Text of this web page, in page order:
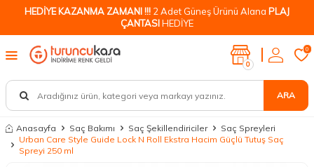
HEDİYE KAZANMA ZAMANI !!! 2 Adet Güneş Ürünü Alana PLAJ
ÇANTASIHEDİYE
ARA
0
0
Anasayfa Saç Bakımı Saç Şekillendiriciler
Saç Spreyleri
Urban Care Style Guide Lock N Roll Ekstra Hacim Güçlü Tutuş Saç
Spreyi 250 ml